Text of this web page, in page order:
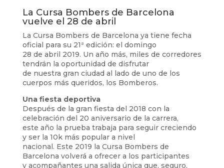
La Cursa Bombers de Barcelona
vuelve el 28 de abril
La Cursa Bombers de Barcelona ya tiene fecha
oficial para su 21ª edición: el domingo
28 de abril 2019. Un año más, miles de corredores
tendrán la oportunidad de disfrutar
de nuestra gran ciudad al lado de uno de los
cuerpos más queridos, los Bomberos.
Una fiesta deportiva
Después de la gran fiesta del 2018 con la
celebración del 20 aniversario de la carrera,
este año la prueba trabaja para seguir creciendo
y ser la 10k más popular a nivel
nacional. Este 2019 la Cursa Bombers de
Barcelona volverá a ofrecer a los participantes
y acompañantes una salida única que, seguro,